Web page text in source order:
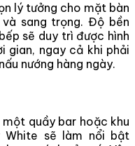
lý tưởng cho mặt bàn
sang trọng. Độ bền
sẽ duy trì được hình
gian, ngay cả khi phải
nướng hàng ngày.
quầy bar hoặc khu
White sẽ làm nổi bật